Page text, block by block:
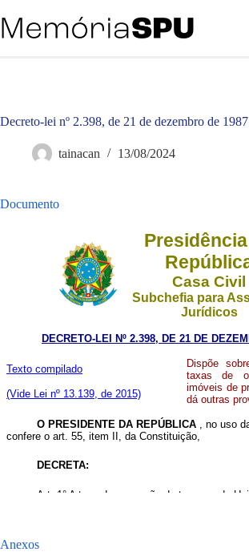
para
o
Decreto-lei nº 2.398, de 21 de dezembro de 1987
tainacan 13/08/2024
Documento
Anexos